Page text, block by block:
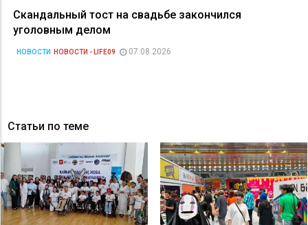
Скандальный тост на свадьбе закончился
уголовным делом
НОВОСТИ НОВОСТИ - LIFE09 07.08.2026
Статьи по теме